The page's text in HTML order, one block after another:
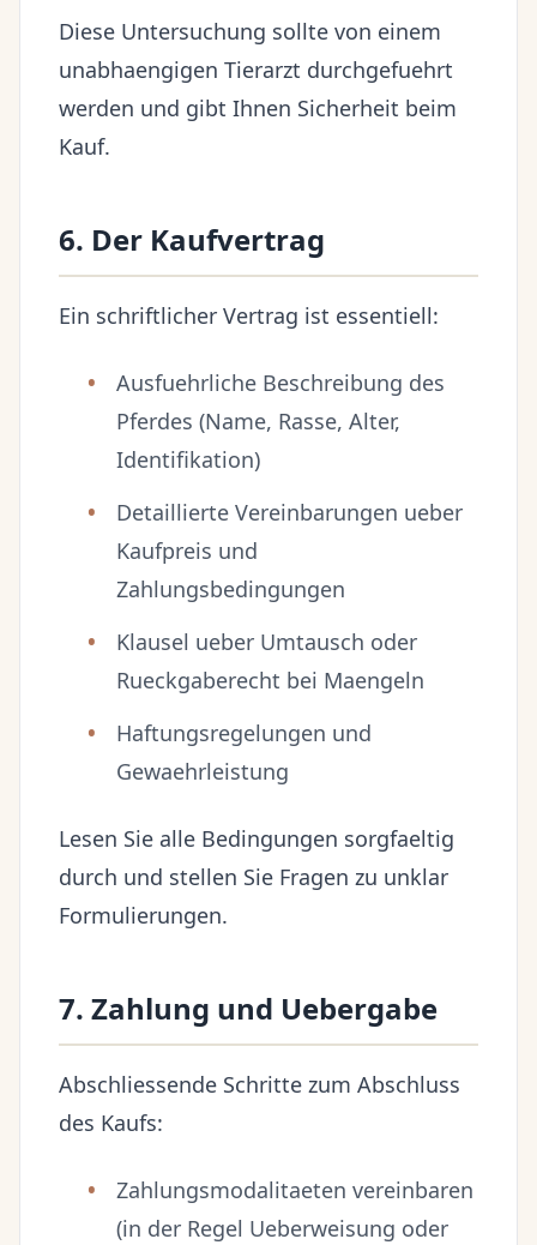
Diese Untersuchung sollte von einem
unabhaengigen Tierarzt durchgefuehrt
werden und gibt Ihnen Sicherheit beim
Kauf.
6. Der Kaufvertrag
Ein schriftlicher Vertrag ist essentiell:
Ausfuehrliche Beschreibung des
Pferdes (Name, Rasse, Alter,
Identifikation)
Detaillierte Vereinbarungen ueber
Kaufpreis und
Zahlungsbedingungen
Klausel ueber Umtausch oder
Rueckgaberecht bei Maengeln
Haftungsregelungen und
Gewaehrleistung
Lesen Sie alle Bedingungen sorgfaeltig
durch und stellen Sie Fragen zu unklar
Formulierungen.
7. Zahlung und Uebergabe
Abschliessende Schritte zum Abschluss
des Kaufs:
Zahlungsmodalitaeten vereinbaren
(in der Regel Ueberweisung oder